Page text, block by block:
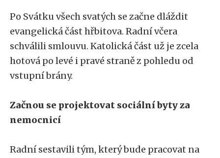
Po Svátku všech svatých se začne dláždit
evangelická část hřbitova. Radní včera
schválili smlouvu. Katolická část už je zcela
hotová po levé i pravé straně z pohledu od
vstupní brány.
Začnou se projektovat sociální byty za
nemocnicí
Radní sestavili tým, který bude pracovat na